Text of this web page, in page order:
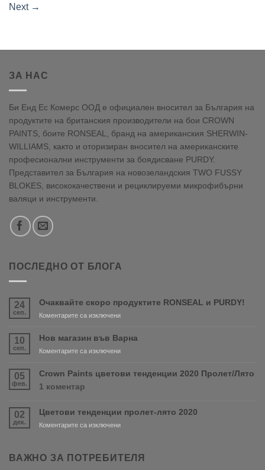
Next →
ЗА НАС
Би Енд Ес Комерс ООД е официален вносител за България на
продуктите на британския производители на бои CROWN
PAINTS, боите RONSEAL, бранд на американския SHERWIN-
WILLIAMS, както и оторизиран вносител на американските
професионални инструменти за боядисване PURDY.
Представител за България на новозеландския TWO FUSSY
BLOKES, висококачествени и рециклируеми микрофибърни
валяци и инструменти.
ПОСЛЕДНО ОТ БЛОГА
24
сеп.
Очаквайте скоро продуктите RONSEAL и PURDY!
Коментарите са изключениза
продуктите
RONSEAL
PURDY!
10
сеп.
Нов магазин във Варна
Коментарите са изключениза
05
фев.
Crown Paints цветови тенденции 2020 Пролет/Лято
1 коментар
цветови
тенденции
Лято
02
дек.
Цветови тенденции пролет-лято 2020
Коментарите са изключениза
пролет-
ВАЖНО ЗА ПОТРЕБИТЕЛЯ